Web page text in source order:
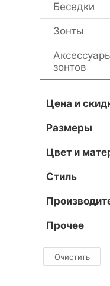
Беседки
Зонты
зонтов
Цена и
Размеры
Цвет и
Стиль
Прочее
Очистить